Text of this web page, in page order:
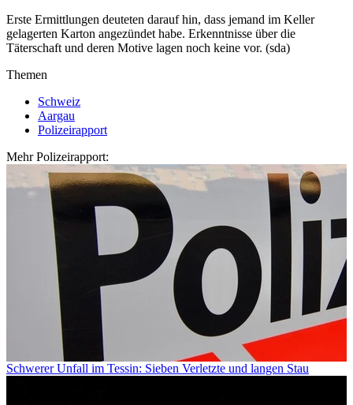
Erste Ermittlungen deuteten darauf hin, dass jemand im Keller
gelagerten Karton angezündet habe. Erkenntnisse über die
Täterschaft und deren Motive lagen noch keine vor. (sda)
Themen
Schweiz
Aargau
Polizeirapport
Mehr Polizeirapport:
Schwerer Unfall im Tessin: Sieben Verletzte und langen Stau